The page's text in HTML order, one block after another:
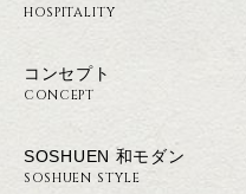
HOSPITALITY
コンセプト
CONCEPT
SOSHUEN 和モダン
SOSHUEN STYLE